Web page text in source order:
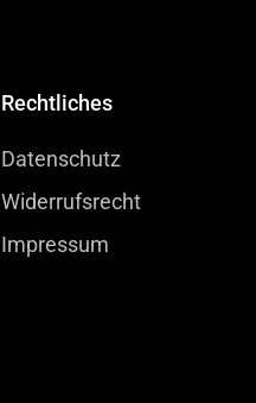
Rechtliches
Datenschutz
Widerrufsrecht
Impressum